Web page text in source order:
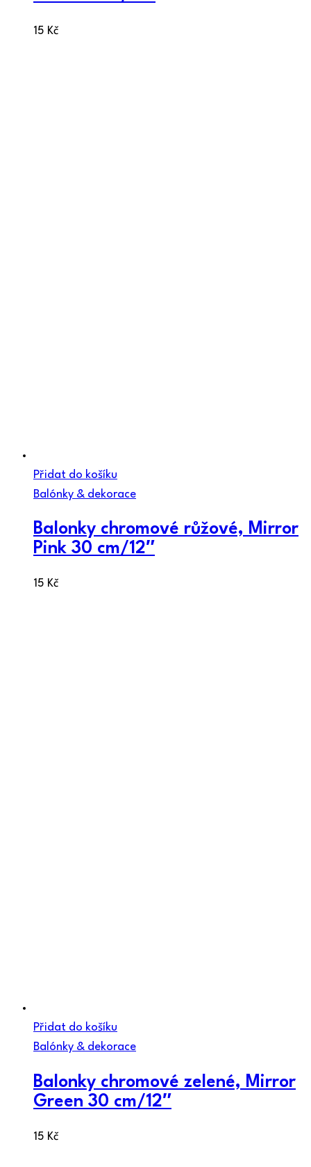
15 Kč
Přidat do košíku
Balónky & dekorace
Balonky chromové růžové, Mirror
Pink 30 cm/12″
15 Kč
Přidat do košíku
Balónky & dekorace
Balonky chromové zelené, Mirror
Green 30 cm/12″
15 Kč